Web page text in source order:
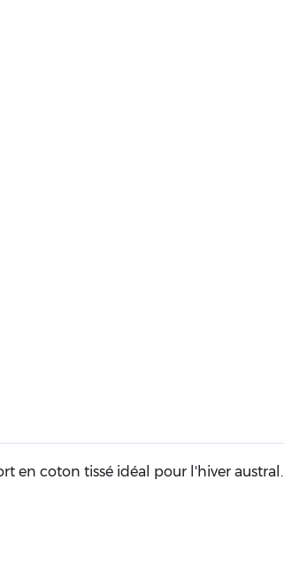
en coton tissé idéal pour l'hiver austral.